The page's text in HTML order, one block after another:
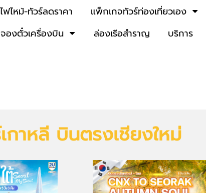
ฟไหม้-ทัวร์ลดราคา
แพ็กเกจทัวร์ท่องเที่ยวเอง
จองตั๋วเครื่องบิน ล่องเรือสำราญ บริการ
กาหลี บินตรงเชียงใหม่